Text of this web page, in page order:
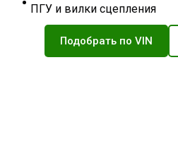
ПГУ и вилки сцепления
Подобрать по VIN